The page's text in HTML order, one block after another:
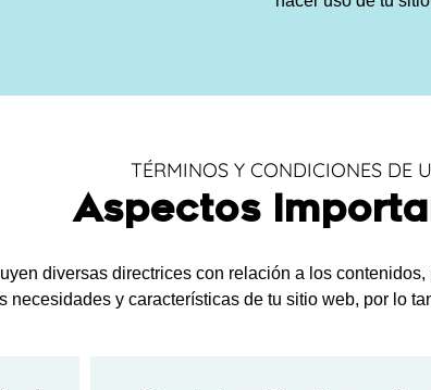
TÉRMINOS Y CONDICIONES DE
Aspectos
diversas directrices con relación a los
necesidades y características de tu sitio web, por lo